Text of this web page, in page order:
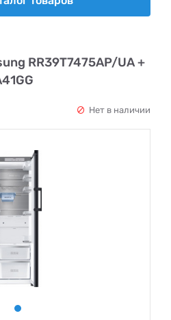
RR39T7475AP/UA +
Нет в наличии